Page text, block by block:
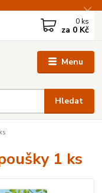
Menu
Hledat
0 ks
za 0 Kč
1 ks